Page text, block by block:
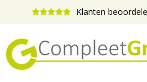
Klanten